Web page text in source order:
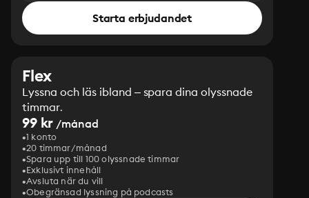
Starta erbjudandet
Flex
Lyssna och läs ibland – spara dina olyssnade
timmar.
99 kr /månad
1 konto
20 timmar/månad
Spara upp till 100 olyssnade timmar
Exklusivt innehåll
Avsluta när du vill
Obegränsad lyssning på podcasts